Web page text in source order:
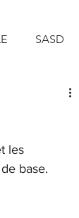
SASD
les
base.